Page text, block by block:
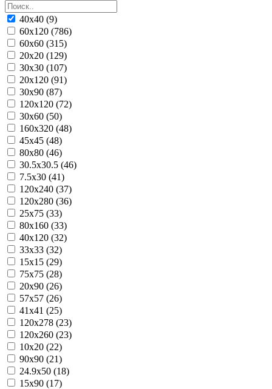
40x40 (9)
60x120 (786)
60x60 (315)
20x20 (129)
30x30 (107)
20x120 (91)
30x90 (87)
120x120 (72)
30x60 (50)
160x320 (48)
45x45 (48)
80x80 (46)
30.5x30.5 (46)
7.5x30 (41)
120x240 (37)
120x280 (36)
25x75 (33)
80x160 (33)
40x120 (32)
33x33 (32)
15x15 (29)
75x75 (28)
20x90 (26)
57x57 (26)
41x41 (25)
120x278 (23)
120x260 (23)
10x20 (22)
90x90 (21)
24.9x50 (18)
15x90 (17)